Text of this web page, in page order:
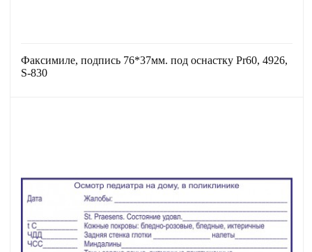
Факсимиле, подпись 76*37мм. под оснастку Pr60, 4926,
S-830